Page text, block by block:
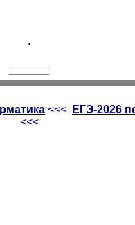
.
<<<
ЕГЭ-2026
<<<